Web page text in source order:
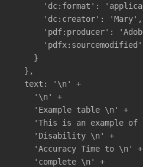
'dc:format':
      'dc:creator': 'Mary',
'pdf:producer':
    }
  },
  text: '\n' +
    '\n' +
    'Example table \n' +
'This is an example of
    'Disability \n' +
    'Accuracy Time to \n' +
    'complete \n' +